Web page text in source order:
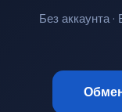
Без аккаунта